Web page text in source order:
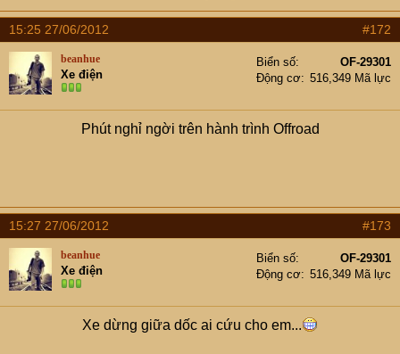
15:25 27/06/2012 #172
beanhue
Xe điện
Biển số
OF-29301
Động cơ
516,349 Mã lực
Phút nghỉ ngời trên hành trình Offroad
15:27 27/06/2012 #173
beanhue
Xe điện
Biển số
OF-29301
Động cơ
516,349 Mã lực
Xe dừng giữa dốc ai cứu cho em...